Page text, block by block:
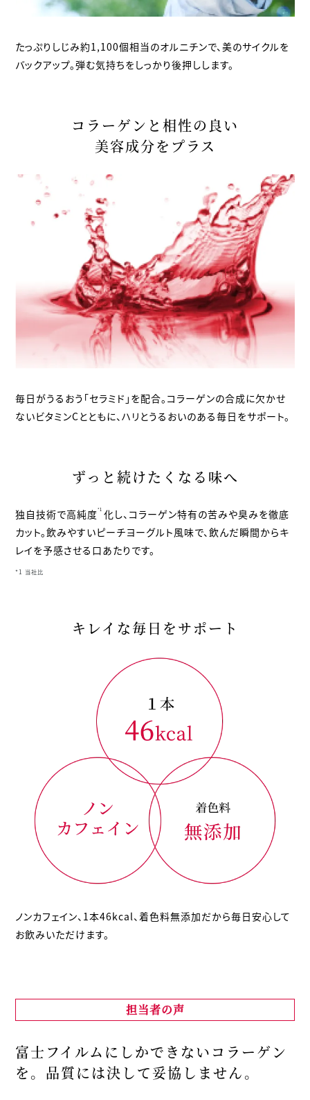
たっぷりしじみ約1,100個相当のオルニチンで、美のサイクルを
バックアップ。弾む気持ちをしっかり後押しします。
コラーゲンと相性の良い
美容成分をプラス
毎日がうるおう「セラミド」を配合。コラーゲンの合成に欠かせ
ないビタミンCとともに、ハリとうるおいのある毎日をサポート。
ずっと続けたくなる味へ
独自技術で高純度*1 化し、コラーゲン特有の苦みや臭みを徹底
カット。飲みやすいピーチヨーグルト風味で、飲んだ瞬間からキ
レイを予感させる口あたりです。
*1 当社比
キレイな毎日をサポート
ノンカフェイン、1本46kcal、着色料無添加だから毎日安心して
お飲みいただけます。
担当者の声
富士フイルムにしかできないコラーゲン
を。 品質には決して妥協しません。